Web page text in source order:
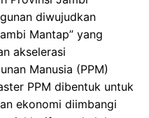
diwujudkan
Mantap” yang
akselerasi
Manusia (PPM)
PPM dibentuk untuk
ekonomi diimbangi